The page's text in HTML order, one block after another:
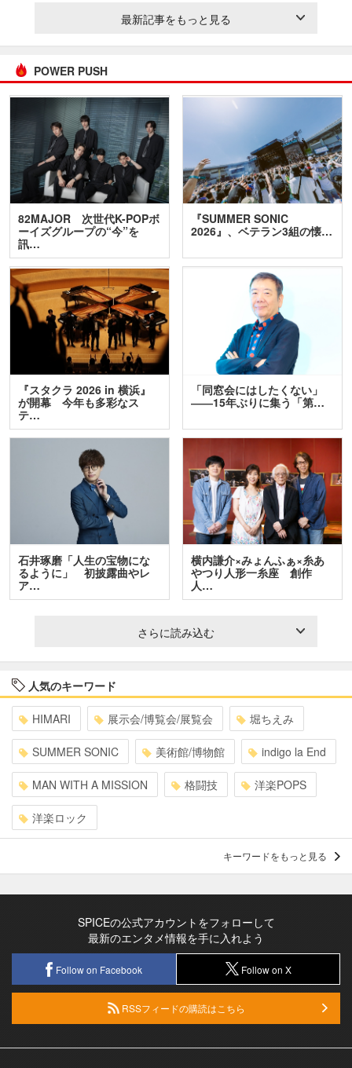
最新記事をもっと見る
POWER PUSH
82MAJOR 次世代K-POPボ
ーイズグループの“今”を
訊…
『SUMMER SONIC
2026』、ベテラン3組の懐…
『スタクラ 2026 in 横浜』
が開幕 今年も多彩なス
テ…
「同窓会にはしたくない」
――15年ぶりに集う「第…
石井琢磨「人生の宝物にな
るように」 初披露曲やレ
ア…
横内謙介×みょんふぁ×糸あ
やつり人形一糸座 創作
人…
さらに読み込む
人気のキーワード
HIMARI 展示会/博覧会/展覧会 堀ちえみ
SUMMER SONIC 美術館/博物館 indigo la End
MAN WITH A MISSION 格闘技 洋楽POPS
洋楽ロック
キーワードをもっと見る
SPICEの公式アカウントをフォローして
最新のエンタメ情報を手に入れよう
Follow on Facebook Follow on X
RSSフィードの購読はこちら